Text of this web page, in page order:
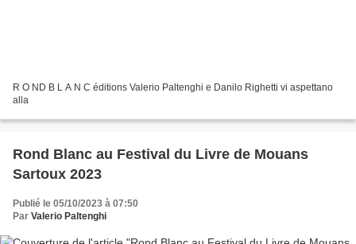
R O ND B L A N C éditions Valerio Paltenghi e Danilo Righetti vi aspettano
alla
Rond Blanc au Festival du Livre de Mouans
Sartoux 2023
Publié le 05/10/2023 à 07:50
Par Valerio Paltenghi